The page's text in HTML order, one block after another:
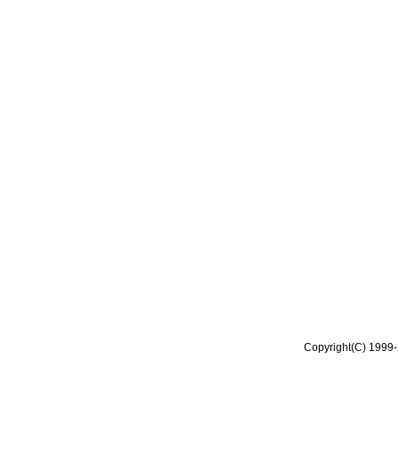
Copyright(C)